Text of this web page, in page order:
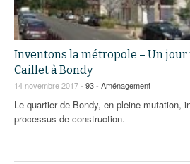
Inventons la métropole – Un jour
Caillet à Bondy
14 novembre 2017 - 93- Aménagement
Le quartier de Bondy, en pleine mutation,
processus de construction.